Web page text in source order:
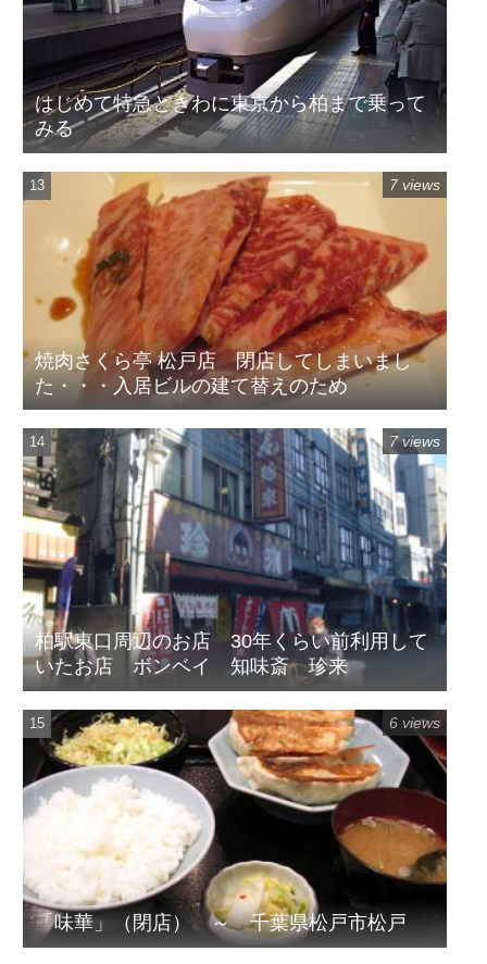
はじめて特急ときわに東京から柏まで乗って
みる
焼肉さくら亭 松戸店 閉店してしまいまし
た・・・入居ビルの建て替えのため
7 views
柏駅東口周辺のお店 30年くらい前利用して
いたお店 ボンベイ 知味斎 珍来
7 views
「味華」（閉店） ～ 千葉県松戸市松戸
6 views